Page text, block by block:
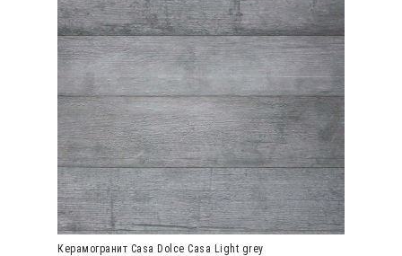
Керамогранит Casa Dolce Casa Light grey